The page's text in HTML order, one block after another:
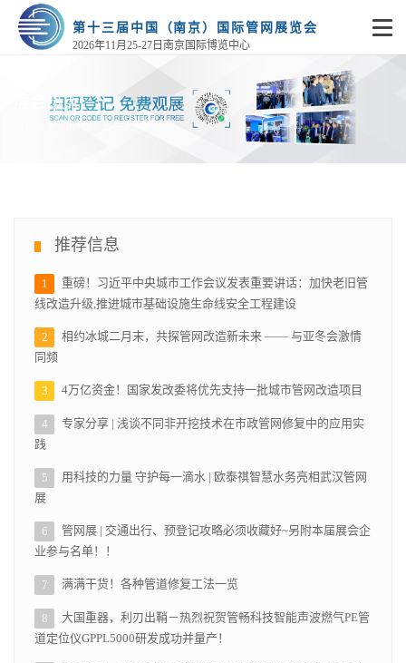
第十三届中国（南京）国际管网展览会
2026年11月25-27日南京国际博览中心
展会热点
推荐信息
1
重磅！习近平中央城市工作会议发表重要讲话：加快老旧管
线改造升级,推进城市基础设施生命线安全工程建设
2
相约冰城二月末，共探管网改造新未来 —— 与亚冬会激情
同频
3 4万亿资金！国家发改委将优先支持一批城市管网改造项目
4
专家分享 | 浅谈不同非开挖技术在市政管网修复中的应用实
践
5
用科技的力量 守护每一滴水 | 欧泰祺智慧水务亮相武汉管网
展
6
管网展 | 交通出行、预登记攻略必须收藏好~另附本届展会企
业参与名单！！
7 满满干货！各种管道修复工法一览
8
大国重器，利刃出鞘－热烈祝贺管畅科技智能声波燃气PE管
道定位仪GPPL5000研发成功并量产！